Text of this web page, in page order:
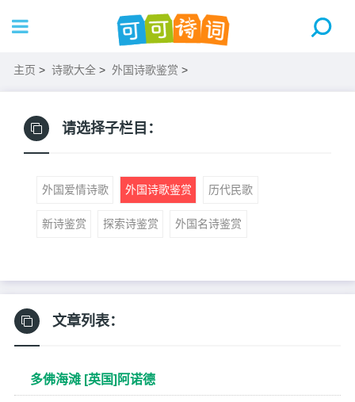
主页 > 诗歌大全 > 外国诗歌鉴赏 >
请选择子栏目：
外国爱情诗歌 外国诗歌鉴赏 历代民歌
新诗鉴赏 探索诗鉴赏 外国名诗鉴赏
文章列表：
多佛海滩 [英国]阿诺德